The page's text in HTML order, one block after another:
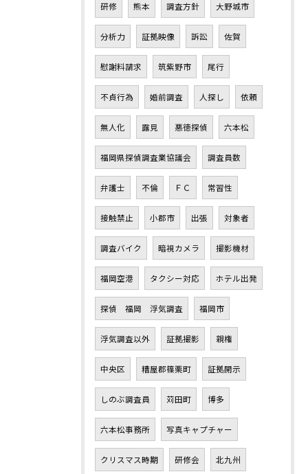
研修 熊本 調査方針 大野城市
分析力 証拠映像 訴訟 佐賀
慰謝料請求 筑紫野市 尾行
不貞行為 婚前調査 人探し 依頼
無人化 露見 悪徳探偵 六本松
福岡県探偵調査業協議会 調査員数
弁護士 不倫 ＦＣ 常習性
接触禁止 小郡市 出張 対象者
調査バイク 暗視カメラ 撮影機材
福岡空港 タクシー対応 ホテル出発
探偵 福岡 浮気調査 福岡市
浮気調査以外 証拠撮影 親権
中央区 糟屋郡篠栗町 証拠開示
しのぶ調査員 苅田町 博多
六本松事務所 写真キャプチャー
クリスマス時期 研修会 北九州